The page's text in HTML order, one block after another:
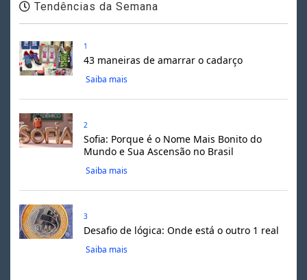
Tendências da Semana
1
43 maneiras de amarrar o cadarço
Saiba mais
2
Sofia: Porque é o Nome Mais Bonito do
Mundo e Sua Ascensão no Brasil
Saiba mais
3
Desafio de lógica: Onde está o outro 1 real
Saiba mais